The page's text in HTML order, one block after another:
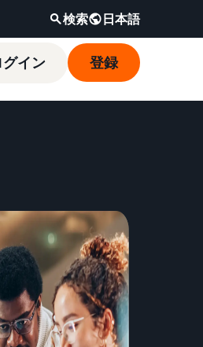
検索 日本語
ます。
で行い、手間を減らし
送代行サービスです。
構築ツールと保護の特
介します。
グイン 登録